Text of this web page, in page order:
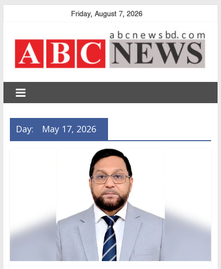
Friday, August 7, 2026
abcnewsbd
Day: May 17, 2026